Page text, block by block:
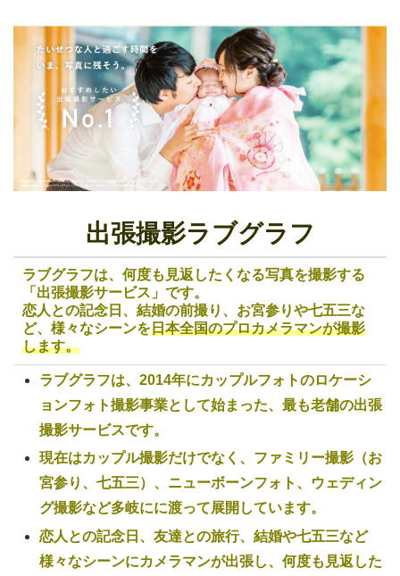
出張撮影ラブグラフ
ラブグラフは、何度も見返したくなる写真を撮影する
「出張撮影サービス」です。
恋人との記念日、結婚の前撮り、お宮参りや七五三な
ど、様々なシーンを日本全国のプロカメラマンが撮影
します。
ラブグラフは、2014年にカップルフォトのロケーシ
ョンフォト撮影事業として始まった、最も老舗の出張
撮影サービスです。
現在はカップル撮影だけでなく、ファミリー撮影（お
宮参り、七五三）、ニューボーンフォト、ウェディン
グ撮影など多岐にに渡って展開しています。
恋人との記念日、友達との旅行、結婚や七五三など
様々なシーンにカメラマンが出張し、何度も見返した